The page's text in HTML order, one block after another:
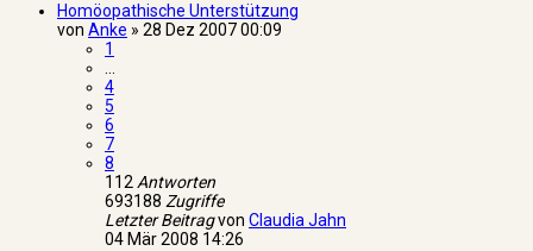
Homöopathische Unterstützung
von Anke » 28 Dez 2007 00:09
1
…
4
5
6
7
8
112Antworten
693188 Zugriffe
Letzter Beitragvon Claudia Jahn
04 Mär 2008 14:26